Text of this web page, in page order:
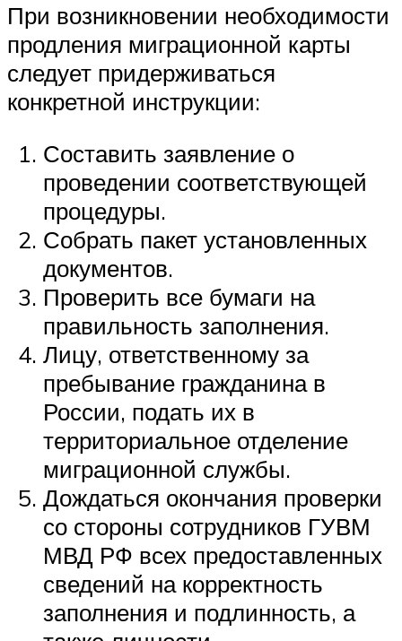
При возникновении необходимости
продления миграционной карты
следует придерживаться
конкретной инструкции:
Составить заявление о
проведении соответствующей
процедуры.
Собрать пакет установленных
документов.
Проверить все бумаги на
правильность заполнения.
Лицу, ответственному за
пребывание гражданина в
России, подать их в
территориальное отделение
миграционной службы.
Дождаться окончания проверки
со стороны сотрудников ГУВМ
МВД РФ всех предоставленных
сведений на корректность
заполнения и подлинность, а